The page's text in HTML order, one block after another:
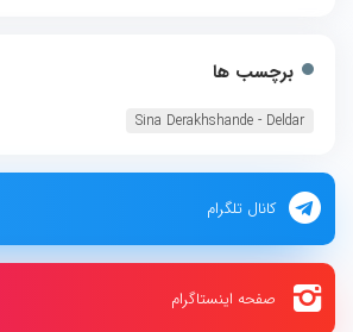
برچسب ها
Sina Derakhshande - Deldar‏
کانال تلگرام
صفحه اینستاگرام